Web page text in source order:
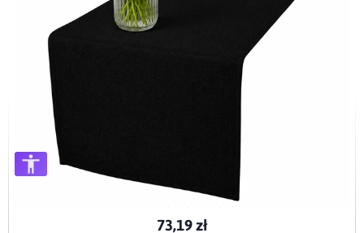
Bieżnik plamoodporny P130 czarmy O1
BIE-P130-CZAR-O1
73,19 zł